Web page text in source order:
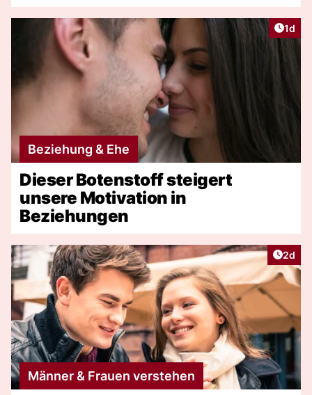
1d
Beziehung & Ehe
Dieser Botenstoff steigert
unsere Motivation in
Beziehungen
2d
Männer & Frauen verstehen